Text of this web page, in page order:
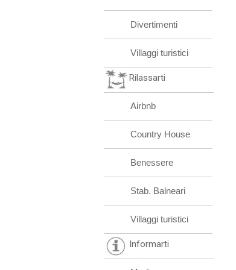
Divertimenti
Villaggi turistici
Rilassarti
Airbnb
Country House
Benessere
Stab. Balneari
Villaggi turistici
Informarti